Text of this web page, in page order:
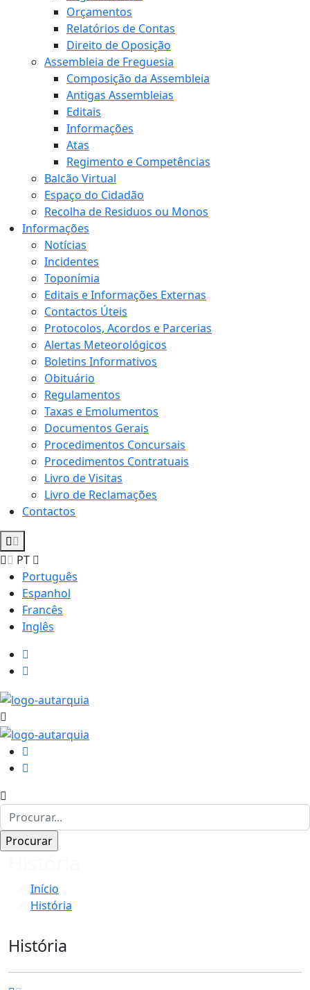
Orçamentos
Relatórios de Contas
Direito de Oposição
Assembleia de Freguesia
Composição da Assembleia
Antigas Assembleias
Editais
Informações
Atas
Regimento e Competências
Balcão Virtual
Espaço do Cidadão
Recolha de Residuos ou Monos
Informações
Notícias
Incidentes
Toponímia
Editais e Informações Externas
Contactos Úteis
Protocolos, Acordos e Parcerias
Alertas Meteorológicos
Boletins Informativos
Obituário
Regulamentos
Taxas e Emolumentos
Documentos Gerais
Procedimentos Concursais
Procedimentos Contratuais
Livro de Visitas
Livro de Reclamações
Contactos
PT
Português
Espanhol
Francês
Inglês
Início
História
História